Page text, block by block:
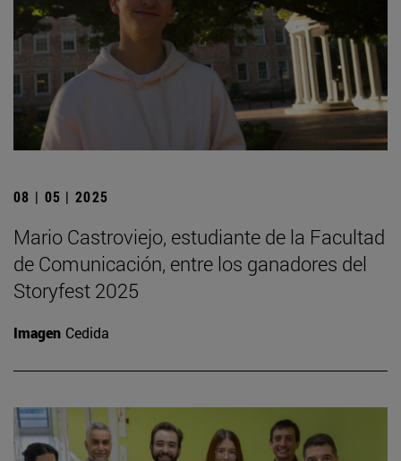
08 | 05 | 2025
Mario Castroviejo, estudiante de la Facultad
de Comunicación, entre los ganadores del
Storyfest 2025
Imagen Cedida